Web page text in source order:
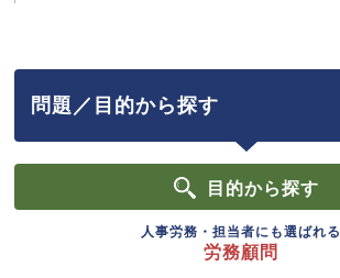
問題／目的から探す
目的から探す
人事労務・担当者にも選ばれる
労務顧問